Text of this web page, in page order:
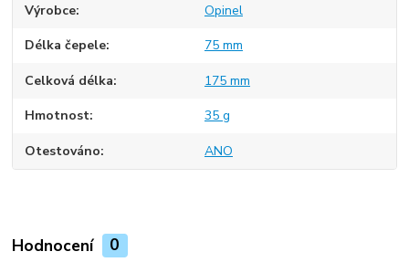
Výrobce Opinel
Délka čepele 75 mm
Celková délka 175 mm
Hmotnost 35 g
Otestováno ANO
Hodnocení 0